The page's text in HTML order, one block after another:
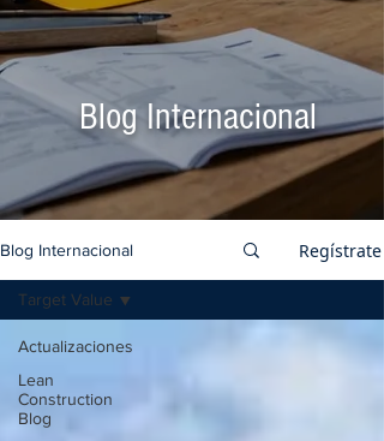
Blog Internacional
Blog Internacional Regístrate
Actualizaciones
Lean
Construction
Blog
Target Value